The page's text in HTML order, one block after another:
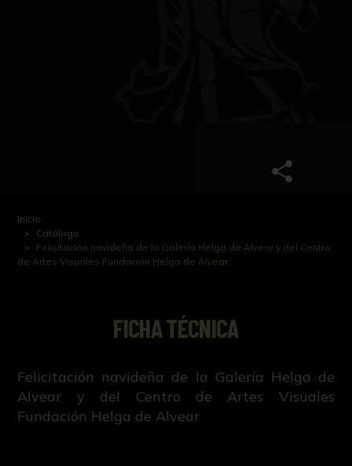
Inicio
Catálogo
Felicitación navideña de la Galería Helga de Alvear y del Centro
de Artes Visuales Fundación Helga de Alvear
FICHA TÉCNICA
Felicitación navideña de la Galería Helga de
Alvear y del Centro de Artes Visuales
Fundación Helga de Alvear